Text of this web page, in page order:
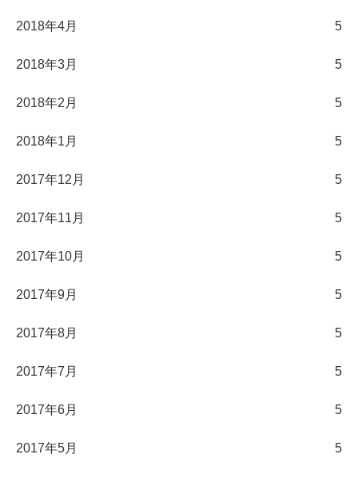
2018年4月 5
2018年3月 5
2018年2月 5
2018年1月 5
2017年12月 5
2017年11月 5
2017年10月 5
2017年9月 5
2017年8月 5
2017年7月 5
2017年6月 5
2017年5月 5